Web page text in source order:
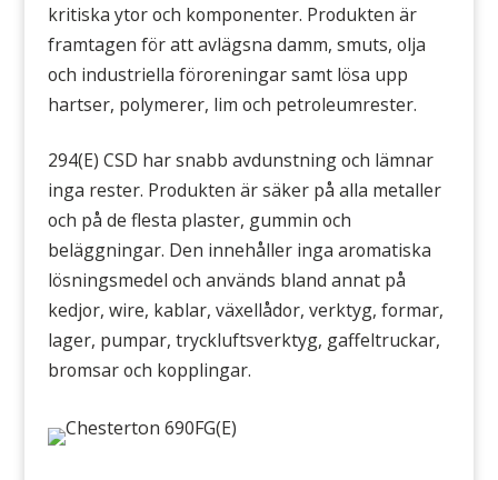
kritiska ytor och komponenter. Produkten är
framtagen för att avlägsna damm, smuts, olja
och industriella föroreningar samt lösa upp
hartser, polymerer, lim och petroleumrester.
294(E) CSD har snabb avdunstning och lämnar
inga rester. Produkten är säker på alla metaller
och på de flesta plaster, gummin och
beläggningar. Den innehåller inga aromatiska
lösningsmedel och används bland annat på
kedjor, wire, kablar, växellådor, verktyg, formar,
lager, pumpar, tryckluftsverktyg, gaffeltruckar,
bromsar och kopplingar.